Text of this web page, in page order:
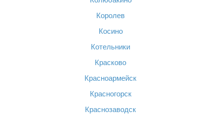
Королев
Косино
Котельники
Красково
Красноармейск
Красногорск
Краснозаводск